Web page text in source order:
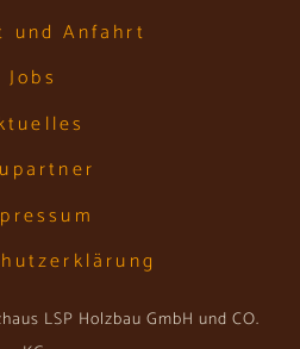
und Anfahrt
Jobs
LSP Holzbau GmbH und CO.